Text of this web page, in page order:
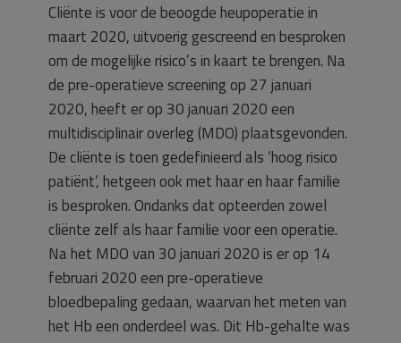
Cliënte is voor de beoogde heupoperatie in
maart 2020, uitvoerig gescreend en besproken
om de mogelijke risico’s in kaart te brengen. Na
de pre-operatieve screening op 27 januari
2020, heeft er op 30 januari 2020 een
multidisciplinair overleg (MDO) plaatsgevonden.
De cliënte is toen gedefinieerd als ‘hoog risico
patiënt’, hetgeen ook met haar en haar familie
is besproken. Ondanks dat opteerden zowel
cliënte zelf als haar familie voor een operatie.
Na het MDO van 30 januari 2020 is er op 14
februari 2020 een pre-operatieve
bloedbepaling gedaan, waarvan het meten van
het Hb een onderdeel was. Dit Hb-gehalte was